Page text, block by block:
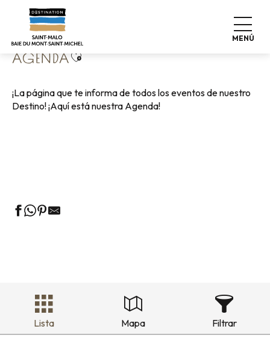
contenu
principal
MENÚ
Home Vivir como en casa
AGENDAAjouter aux favoris
¡La página que te informa de todos los eventos de nuestro
Destino! ¡Aquí está nuestra Agenda!
Lista Mapa Filtrar